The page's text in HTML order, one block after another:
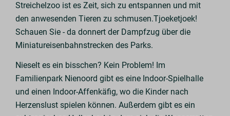
Streichelzoo ist es Zeit, sich zu entspannen und mit
den anwesenden Tieren zu schmusen.Tjoeketjoek!
Schauen Sie - da donnert der Dampfzug über die
Miniatureisenbahnstrecken des Parks.
Nieselt es ein bisschen? Kein Problem! Im
Familienpark Nienoord gibt es eine Indoor-Spielhalle
und einen Indoor-Affenkäfig, wo die Kinder nach
Herzenslust spielen können. Außerdem gibt es ein